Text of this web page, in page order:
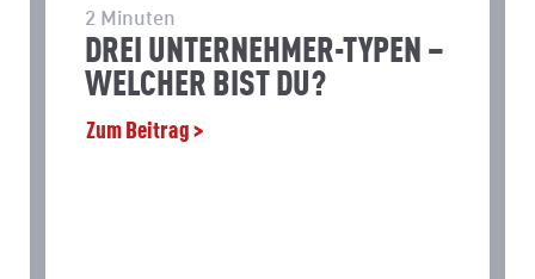
2 Minuten
DREI UNTERNEHMER-TYPEN –
WELCHER BIST DU?
Zum Beitrag >